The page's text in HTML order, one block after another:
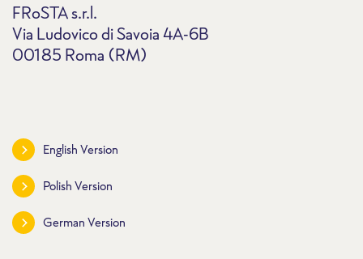
FRoSTA s.r.l.
Via Ludovico di Savoia 4A-6B
00185 Roma (RM)
English Version
Polish Version
German Version